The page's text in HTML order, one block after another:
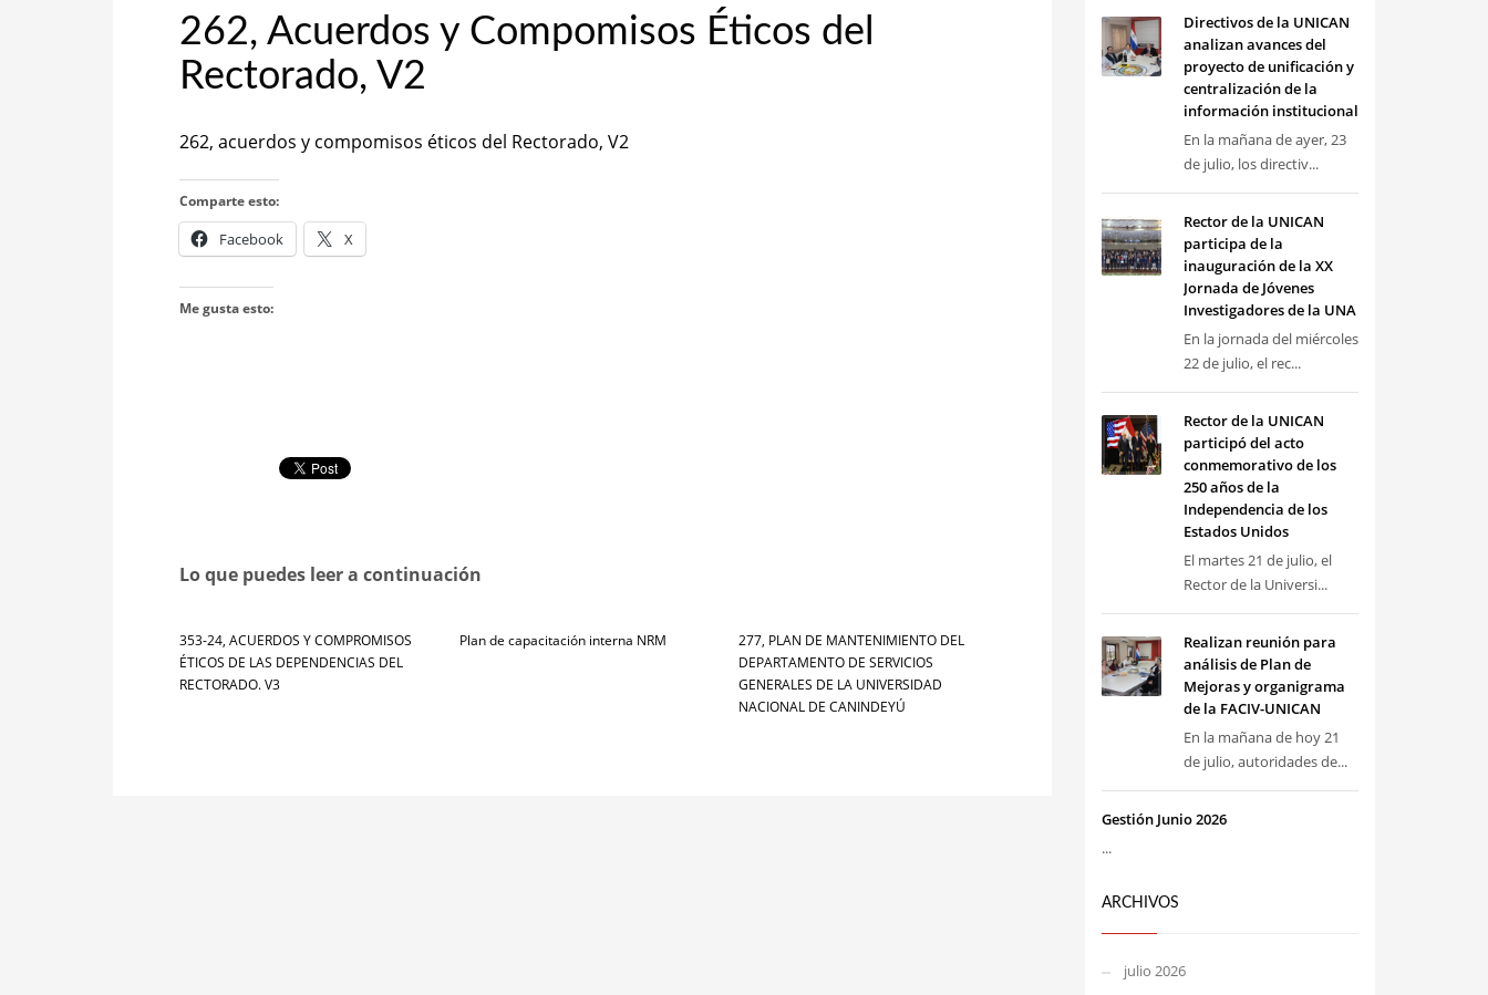
262, Acuerdos y Compomisos Éticos del
Rectorado, V2
262, acuerdos y compomisos éticos del Rectorado, V2
Comparte esto:
Facebook X
Me gusta esto:
Lo que puedes leer a continuación
353-24, ACUERDOS Y COMPROMISOS
ÉTICOS DE LAS DEPENDENCIAS DEL
RECTORADO. V3
Plan de capacitación interna NRM
277, PLAN DE MANTENIMIENTO DEL
DEPARTAMENTO DE SERVICIOS
GENERALES DE LA UNIVERSIDAD
NACIONAL DE CANINDEYÚ
Directivos de la UNICAN
analizan avances del
proyecto de unificación y
centralización de la
información institucional
En la mañana de ayer, 23
de julio, los directiv...
Rector de la UNICAN
participa de la
inauguración de la XX
Jornada de Jóvenes
Investigadores de la UNA
En la jornada del miércoles
22 de julio, el rec...
Rector de la UNICAN
participó del acto
conmemorativo de los
250 años de la
Independencia de los
Estados Unidos
El martes 21 de julio, el
Rector de la Universi...
Realizan reunión para
análisis de Plan de
Mejoras y organigrama
de la FACIV-UNICAN
En la mañana de hoy 21
de julio, autoridades de...
Gestión Junio 2026
...
ARCHIVOS
julio 2026